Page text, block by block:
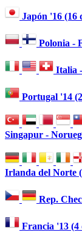
Japón '16 (16
Polonia -
Italia
Portugal '14
Singapur -
Irlanda del Norte
Rep.
Francia '13 (4